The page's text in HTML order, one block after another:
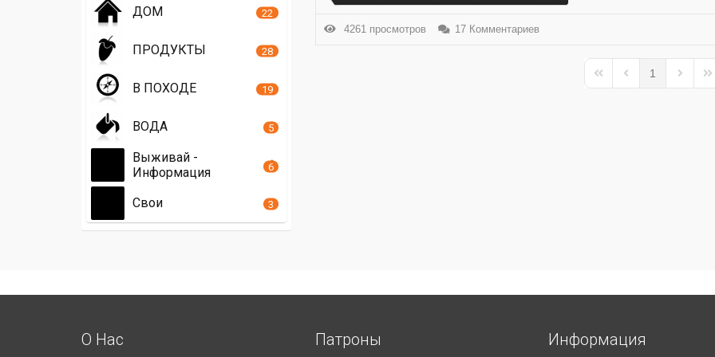
4261 просмотров 17 Комментариев
First PagePrevious Page
1
Next
ДОМ 22
ПРОДУКТЫ 28
В ПОХОДЕ 19
ВОДА 5
Выживай -
Информация
6
Свои 3
О Нас Патроны Информация